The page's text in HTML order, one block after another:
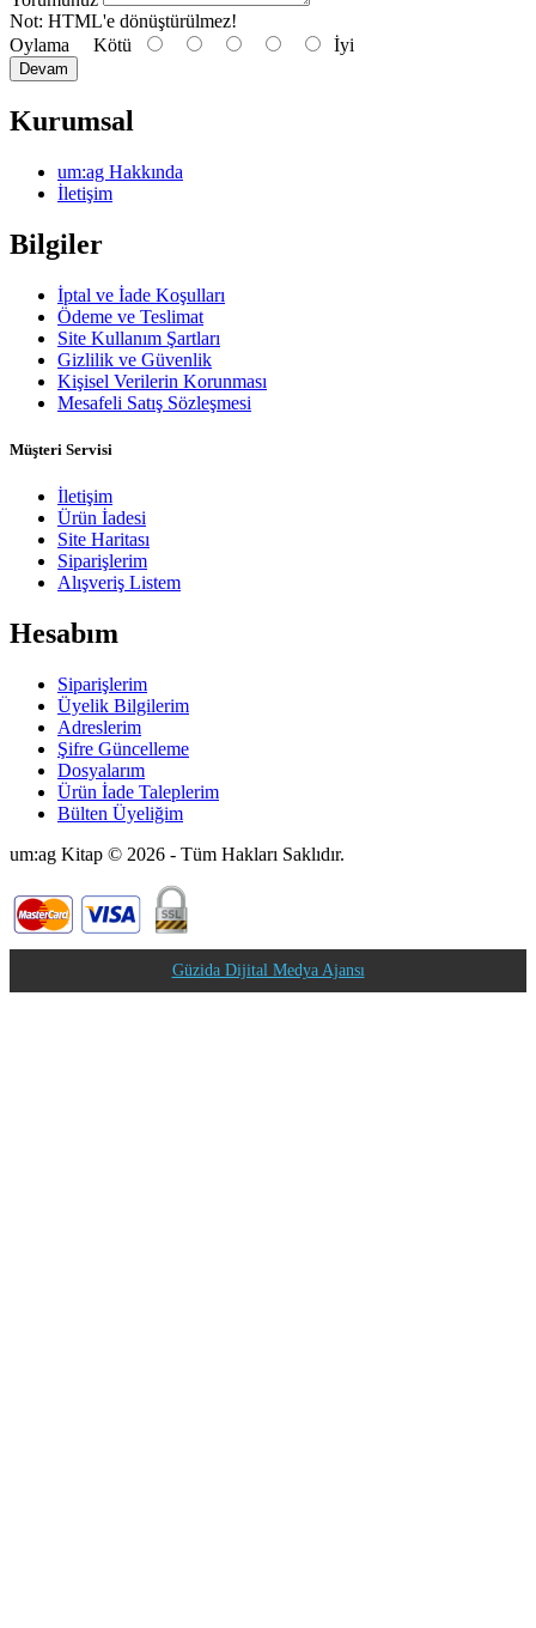
Not: HTML'e dönüştürülmez!
Oylama Kötü İyi
Devam
Kurumsal
um:ag Hakkında
İletişim
Bilgiler
İptal ve İade Koşulları
Ödeme ve Teslimat
Site Kullanım Şartları
Gizlilik ve Güvenlik
Kişisel Verilerin Korunması
Mesafeli Satış Sözleşmesi
Müşteri Servisi
İletişim
Ürün İadesi
Site Haritası
Siparişlerim
Alışveriş Listem
Hesabım
Siparişlerim
Üyelik Bilgilerim
Adreslerim
Şifre Güncelleme
Dosyalarım
Ürün İade Taleplerim
Bülten Üyeliğim
um:ag Kitap © 2026 - Tüm Hakları Saklıdır.
Güzida Dijital Medya Ajansı